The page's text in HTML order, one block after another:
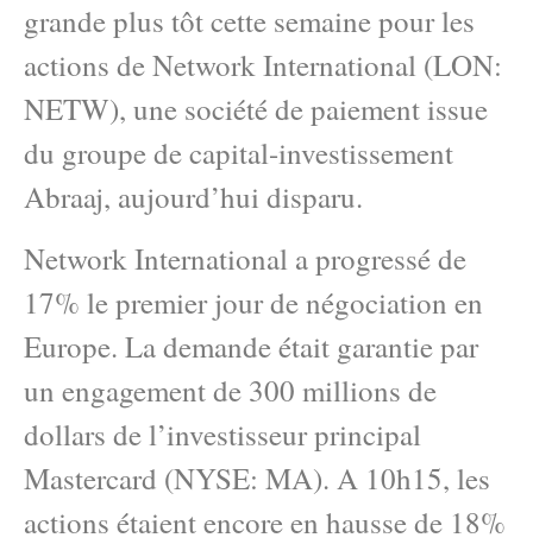
grande plus tôt cette semaine pour les
actions de Network International (LON:
NETW), une société de paiement issue
du groupe de capital-investissement
Abraaj, aujourd’hui disparu.
Network International a progressé de
17% le premier jour de négociation en
Europe. La demande était garantie par
un engagement de 300 millions de
dollars de l’investisseur principal
Mastercard (NYSE: MA). A 10h15, les
actions étaient encore en hausse de 18%